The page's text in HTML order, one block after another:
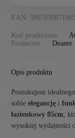
EAN: 5907650871903
Kod producenta:
Producent:
Deante
Opis produktu
Poszukujesz
sobieelegancję i
łazienkowy 85cm,
wysokiej wydajności